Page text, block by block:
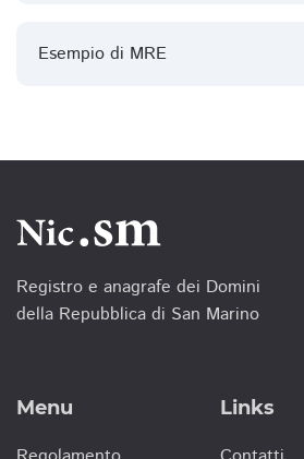
Esempio di MRE
Registro e anagrafe dei Domini
della Repubblica di San Marino
Menu Links